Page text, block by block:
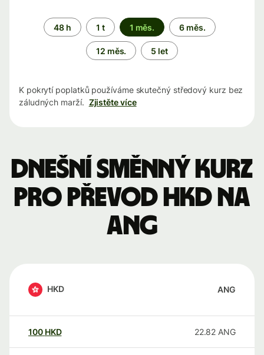
Časové
období
48 h 1 t 1 měs. 6 měs.
12 měs. 5 let
K pokrytí poplatků používáme skutečný středový kurz bez
záludných marží. Zjistěte více
Dnešní směnný kurz
pro převod HKD na
ANG
HKD ANG
100 HKD 22.82 ANG